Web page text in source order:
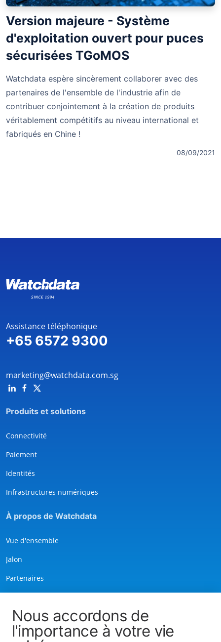
Version majeure - Système
d'exploitation ouvert pour puces
sécurisées TGoMOS
Watchdata espère sincèrement collaborer avec des
partenaires de l'ensemble de l'industrie afin de
contribuer conjointement à la création de produits
véritablement compétitifs au niveau international et
fabriqués en Chine !
08/09/2021
Assistance téléphonique
+65 6572 9300
marketing@watchdata.com.sg
Produits et solutions
Connectivité
Paiement
Identités
Infrastructures numériques
À propos de Watchdata
Vue d'ensemble
Jalon
Partenaires
Services
Nous accordons de
l'importance à votre vie